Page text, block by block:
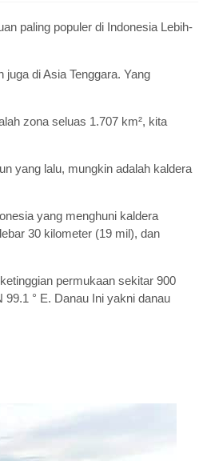
paling populer di Indonesia Lebih-
di Asia Tenggara. Yang
zona seluas 1.707 km², kita
yang lalu, mungkin adalah kaldera
yang menghuni kaldera
30 kilometer (19 mil), dan
permukaan sekitar 900
99.1 ° E. Danau Ini yakni danau
Rp 300.000 / pax